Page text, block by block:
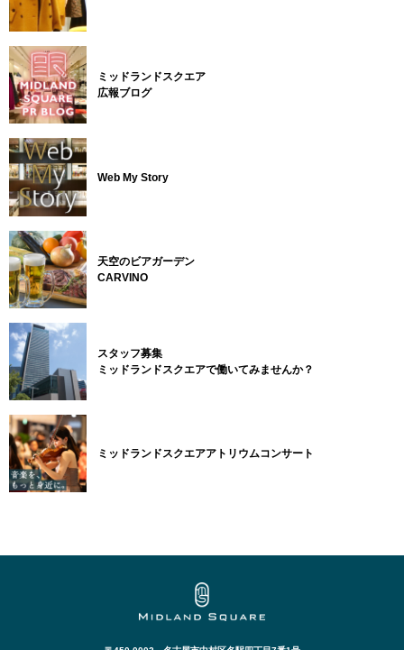
ミッドランドスクエア
広報ブログ
Web My Story
天空のビアガーデン
CARVINO
スタッフ募集
ミッドランドスクエアで働いてみませんか？
ミッドランドスクエアアトリウムコンサート